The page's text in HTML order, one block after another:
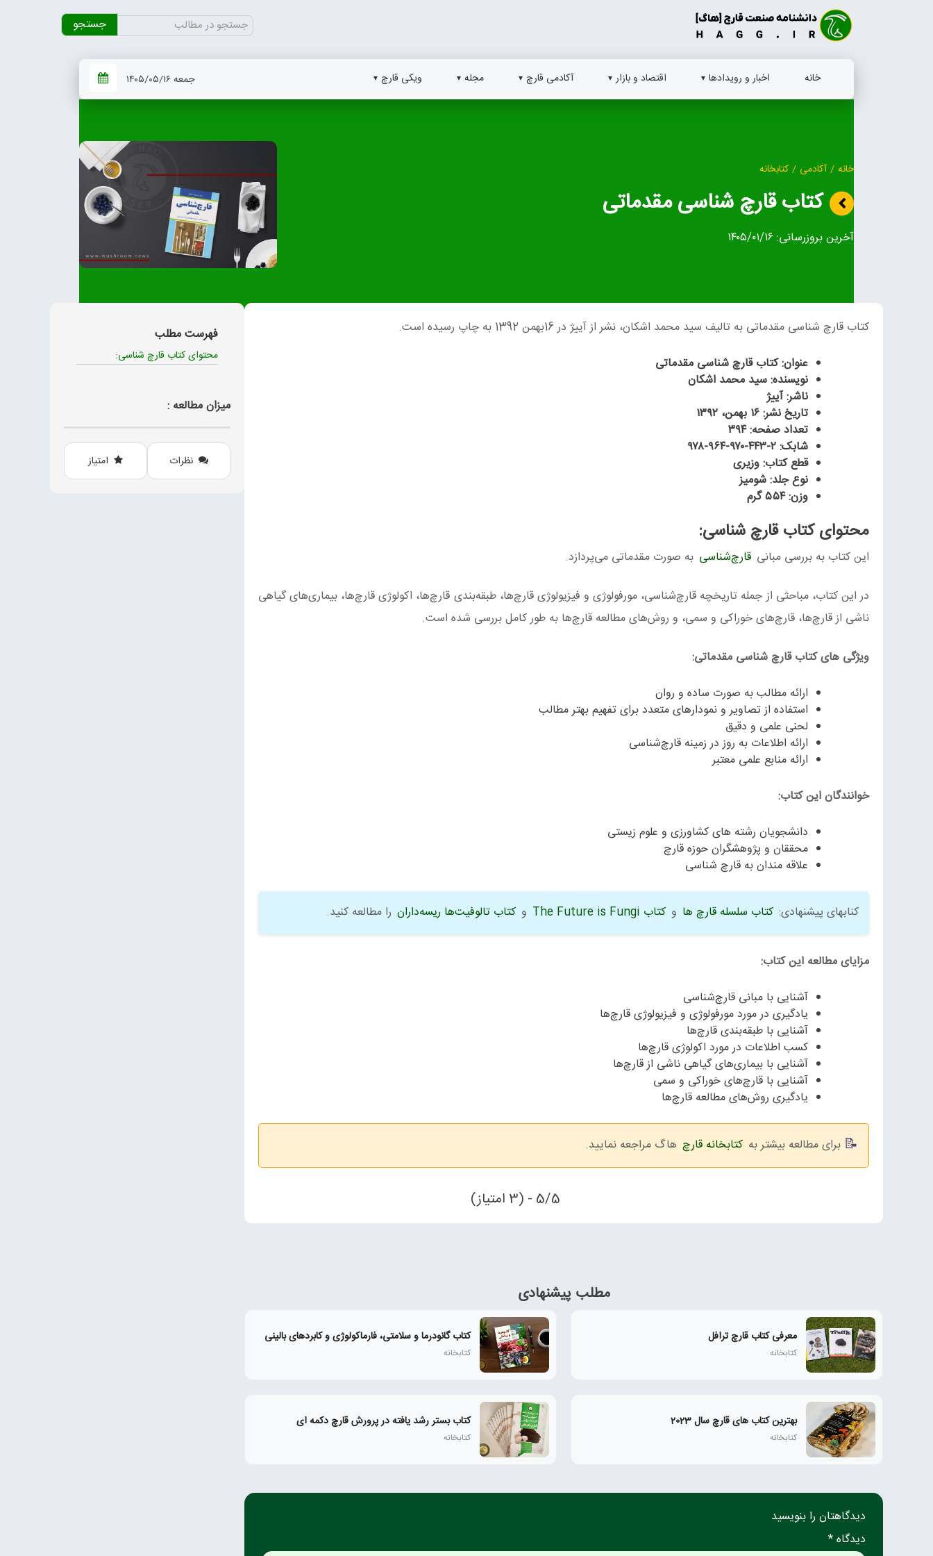
جستجو
برای:
خانه اخبار و رویدادها اقتصاد و بازار آکادمی قارچ مجله ویکی قارچ جمعه ۱۴۰۵/۰۵/۱۶
خانه / آکادمی / کتابخانه
کتاب قارچ شناسی مقدماتی
آخرین بروزرسانی: ۱۴۰۵/۰۱/۱۶
کتاب قارچ شناسی مقدماتی به تالیف سید محمد اشکان، نشر از آییژ در 16بهمن 1392 به چاپ رسیده است.
عنوان: کتاب قارچ شناسی مقدماتی
نویسنده: سید محمد اشکان
ناشر:آییژ
تاریخ نشر:
تعداد صفحه:۳۹۴
شابک:۹۷۸-۹۶۴-۹۷۰-۴۴۳-۲
قطع کتاب:وزیری
نوع جلد:شومیز
وزن:۵۵۴ گرم
محتوای کتاب قارچ شناسی:
این کتاب به بررسی مبانی قارچ‌شناسی به صورت مقدماتی می‌پردازد.
در این کتاب، مباحثی از جمله تاریخچه قارچ‌شناسی، مورفولوژی و فیزیولوژی قارچ‌ها، طبقه‌بندی قارچ‌ها، اکولوژی قارچ‌ها، بیماری‌های گیاهی
ناشی از قارچ‌ها، قارچ‌های خوراکی و سمی، و روش‌های مطالعه قارچ‌ها به طور کامل بررسی شده است.
ویژگی های کتاب قارچ شناسی مقدماتی:
ارائه مطالب به صورت ساده و روان
استفاده از تصاویر و نمودارهای متعدد برای تفهیم بهتر مطالب
لحنی علمی و دقیق
ارائه اطلاعات به روز در زمینه قارچ‌شناسی
ارائه منابع علمی معتبر
خوانندگان این کتاب:
دانشجویان رشته های کشاورزی و علوم زیستی
محققان و پژوهشگران حوزه قارچ
علاقه مندان به قارچ شناسی
کنابهای پیشنهادی: کتاب سلسله قارچ ها و کتاب The Future is Fungi و کتاب تالوفیت‌ها ریسه‌داران را مطالعه کنید.
مزایای مطالعه این کتاب:
آشنایی با مبانی قارچ‌شناسی
یادگیری در مورد مورفولوژی و فیزیولوژی قارچ‌ها
آشنایی با طبقه‌بندی قارچ‌ها
کسب اطلاعات در مورد اکولوژی قارچ‌ها
آشنایی با بیماری‌های گیاهی ناشی از قارچ‌ها
آشنایی با قارچ‌های خوراکی و سمی
یادگیری روش‌های مطالعه قارچ‌ها
برای مطالعه بیشتر به کتابخانه قارچ هاگ مراجعه نمایید.
5/5 - (3 امتیاز)
مطلب پیشنهادی
معرفی کتاب قارچ ترافل
کتابخانه
کتاب گانودرما و سلامتی، فارماکولوژی و کابردهای بالینی
کتابخانه
بهترین کتاب های قارچ سال 2023
کتابخانه
کتاب بستر رشد یافته در پرورش قارچ دکمه ای
کتابخانه
دیدگاهتان را بنویسید
دیدگاه *
فهرست مطلب
محتوای کتاب قارچ شناسی:
میزان مطالعه :
نظرات امتیاز